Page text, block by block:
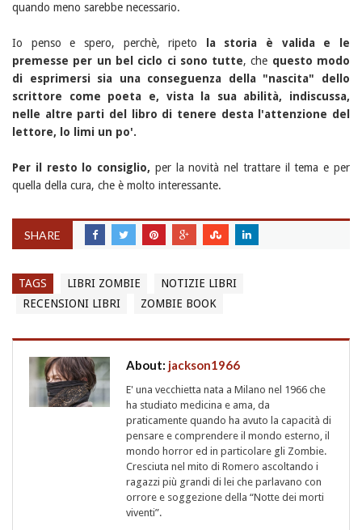
quando meno sarebbe necessario.
Io penso e spero, perchè, ripeto
la storia è valida e le
premesse per un bel ciclo ci sono tutte, che questo modo
di esprimersi sia una conseguenza della "nascita" dello
scrittore come poeta e, vista la sua abilità, indiscussa,
nelle altre parti del libro di tenere desta l'attenzione del
lettore, lo limi un po'.
Per il resto lo consiglio, per la novità nel trattare il tema e per
quella della cura, che è molto interessante.
SHARE
TAGS LIBRI ZOMBIE
NOTIZIE LIBRI
RECENSIONI LIBRI
ZOMBIE BOOK
About: jackson1966
E' una vecchietta nata a Milano nel 1966 che
ha studiato medicina e ama, da
praticamente quando ha avuto la capacità di
pensare e comprendere il mondo esterno, il
mondo horror ed in particolare gli Zombie.
Cresciuta nel mito di Romero ascoltando i
ragazzi più grandi di lei che parlavano con
orrore e soggezione della “Notte dei morti
viventi”.